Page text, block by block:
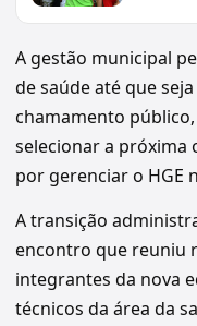
A gestão municipal
de saúde até que
chamamento
selecionar a próxima
por gerenciar o HGE
A transição
encontro que reuniu
integrantes da nova
técnicos da área da